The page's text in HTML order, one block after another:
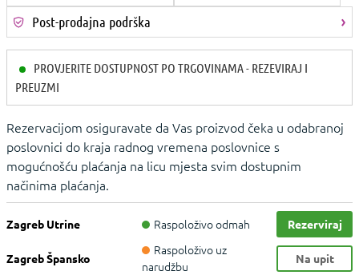
Post-prodajna podrška
PROVJERITE DOSTUPNOST PO TRGOVINAMA - REZEVIRAJ I
PREUZMI
Rezervacijom osiguravate da Vas proizvod čeka u odabranoj
poslovnici do kraja radnog vremena poslovnice s
mogućnošću plaćanja na licu mjesta svim dostupnim
načinima plaćanja.
Zagreb Utrine Raspoloživo odmah Rezerviraj
Zagreb Špansko
Raspoloživo uz
narudžbu
Na upit